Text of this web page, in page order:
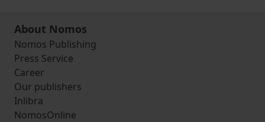
About Nomos
Nomos Publishing
Press Service
Career
Our publishers
Inlibra
NomosOnline